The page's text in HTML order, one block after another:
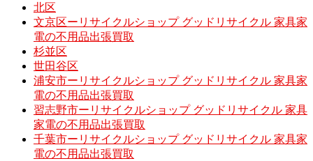
北区
文京区ーリサイクルショップ グッドリサイクル 家具家
電の不用品出張買取
杉並区
世田谷区
浦安市ーリサイクルショップ グッドリサイクル 家具家
電の不用品出張買取
習志野市ーリサイクルショップ グッドリサイクル 家具
家電の不用品出張買取
千葉市ーリサイクルショップ グッドリサイクル 家具家
電の不用品出張買取